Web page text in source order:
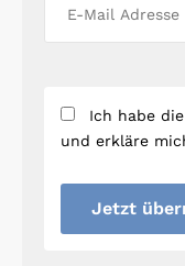
Ich habe die
und erkläre
Jetzt